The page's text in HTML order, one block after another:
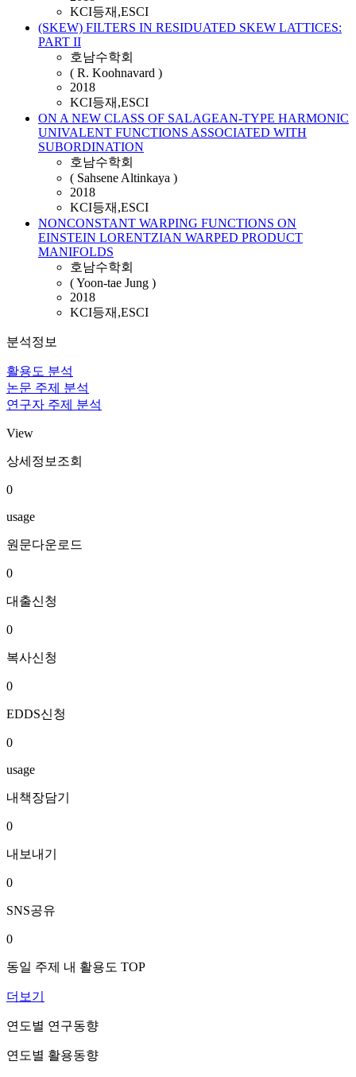
KCI등재,ESCI
(SKEW) FILTERS IN RESIDUATED SKEW LATTICES:
PART II
호남수학회
( R. Koohnavard )
2018
KCI등재,ESCI
ON A NEW CLASS OF SALAGEAN-TYPE HARMONIC
UNIVALENT FUNCTIONS ASSOCIATED WITH
SUBORDINATION
호남수학회
( Sahsene Altinkaya )
2018
KCI등재,ESCI
NONCONSTANT WARPING FUNCTIONS ON
EINSTEIN LORENTZIAN WARPED PRODUCT
MANIFOLDS
호남수학회
( Yoon-tae Jung )
2018
KCI등재,ESCI
분석정보
활용도 분석
논문 주제 분석
연구자 주제 분석
View
상세정보조회
0
usage
원문다운로드
0
대출신청
0
복사신청
0
EDDS신청
0
usage
내책장담기
0
내보내기
0
SNS공유
0
동일 주제 내 활용도 TOP
더보기
연도별 연구동향
연도별 활용동향